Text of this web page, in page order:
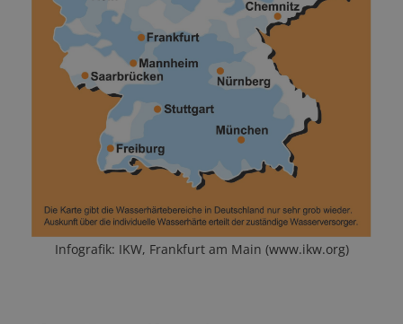
Infografik: IKW, Frankfurt am Main (www.ikw.org)